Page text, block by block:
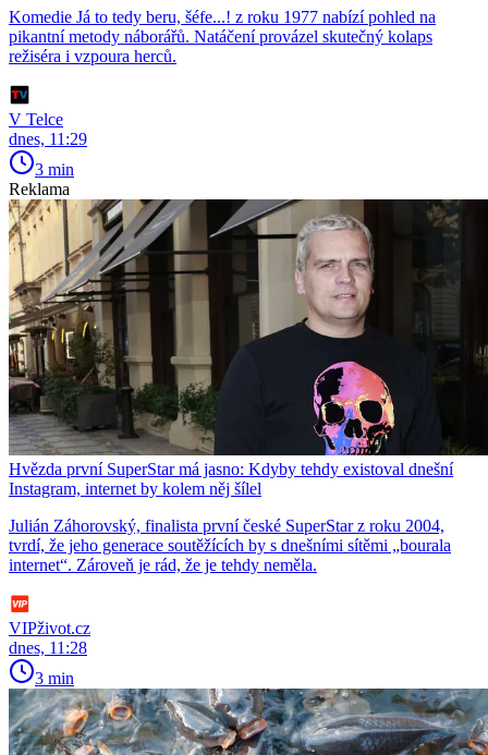
Komedie Já to tedy beru, šéfe...! z roku 1977 nabízí pohled na
pikantní metody náborářů. Natáčení provázel skutečný kolaps
režiséra i vzpoura herců.
V Telce
dnes, 11:29
3 min
Reklama
Hvězda první SuperStar má jasno: Kdyby tehdy existoval dnešní
Instagram, internet by kolem něj šílel
Julián Záhorovský, finalista první české SuperStar z roku 2004,
tvrdí, že jeho generace soutěžících by s dnešními sítěmi „bourala
internet“. Zároveň je rád, že je tehdy neměla.
VIPživot.cz
dnes, 11:28
3 min